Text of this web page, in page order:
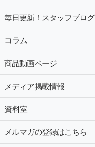
毎日更新！スタッフブログ
コラム
商品動画ページ
メディア掲載情報
資料室
メルマガの登録はこちら